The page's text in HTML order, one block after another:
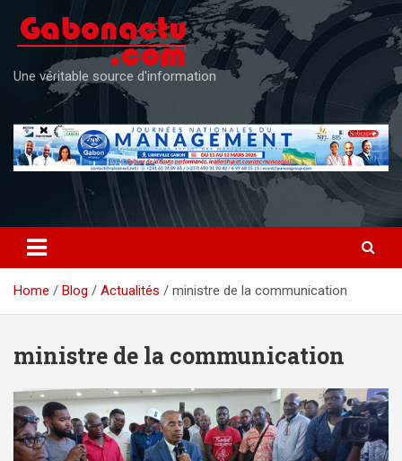
content
Une véritable source d'information
Home Blog Actualités ministre de la communication
ministre de la communication